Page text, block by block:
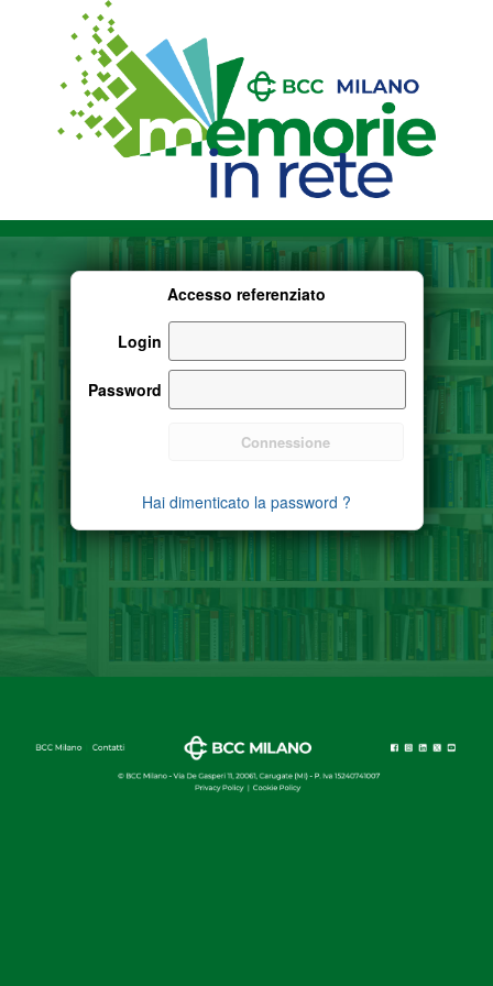
Accesso referenziato
Login
Password
Hai dimenticato la password ?